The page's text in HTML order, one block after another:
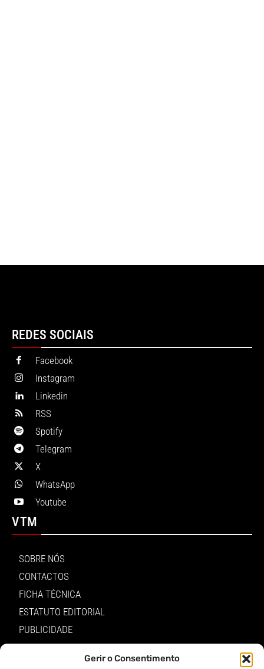
Gerir o Consentimento
REDES SOCIAIS
Facebook
Instagram
Linkedin
RSS
Spotify
Telegram
X
WhatsApp
Youtube
VTM
SOBRE NÓS
CONTACTOS
FICHA TÉCNICA
ESTATUTO EDITORIAL
PUBLICIDADE
LOJA